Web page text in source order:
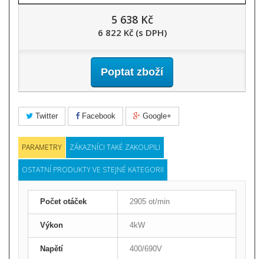
5 638 Kč
6 822 Kč (s DPH)
Poptat zboží
Twitter Facebook Google+
PARAMETRY ZÁKAZNÍCI TAKÉ ZAKOUPILI
OSTATNÍ PRODUKTY VE STEJNÉ KATEGORII
Počet otáček 2905 ot/min
Výkon 4kW
Napětí 400/690V